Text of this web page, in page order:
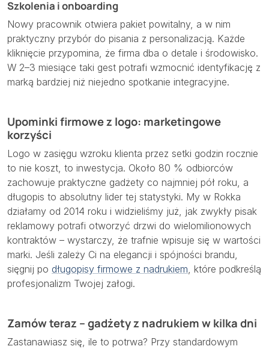
Szkolenia i onboarding
Nowy pracownik otwiera pakiet powitalny, a w nim
praktyczny przybór do pisania z personalizacją. Każde
kliknięcie przypomina, że firma dba o detale i środowisko.
W 2–3 miesiące taki gest potrafi wzmocnić identyfikację z
marką bardziej niż niejedno spotkanie integracyjne.
Upominki firmowe z logo: marketingowe
korzyści
Logo w zasięgu wzroku klienta przez setki godzin rocznie
to nie koszt, to inwestycja. Około 80 % odbiorców
zachowuje praktyczne gadżety co najmniej pół roku, a
długopis to absolutny lider tej statystyki. My w Rokka
działamy od 2014 roku i widzieliśmy już, jak zwykły pisak
reklamowy potrafi otworzyć drzwi do wielomilionowych
kontraktów – wystarczy, że trafnie wpisuje się w wartości
marki. Jeśli zależy Ci na elegancji i spójności brandu,
sięgnij po długopisy firmowe z nadrukiem , które podkreślą
profesjonalizm Twojej załogi.
Zamów teraz – gadżety z nadrukiem w kilka dni
Zastanawiasz się, ile to potrwa? Przy standardowym